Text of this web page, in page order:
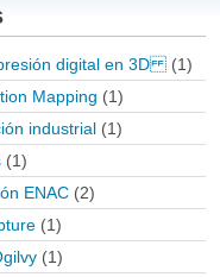
digital en 3D (1)
Mapping (1)
industrial (1)
(1)
ENAC (2)
(1)
(1)